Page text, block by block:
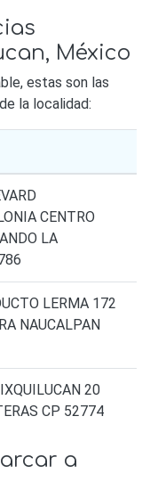
México
estas son las
la localidad:
CENTRO
LA
LERMA 172
NAUCALPAN
20
CP 52774
a